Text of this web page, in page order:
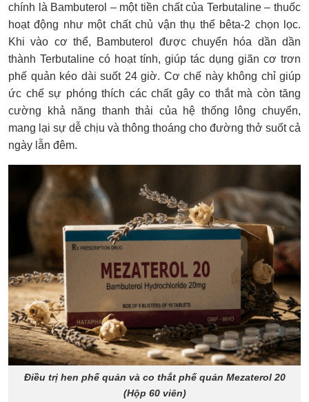
chính là Bambuterol – một tiền chất của Terbutaline – thuốc
hoạt động như một chất chủ vận thụ thể bêta-2 chọn lọc.
Khi vào cơ thể, Bambuterol được chuyển hóa dần dần
thành Terbutaline có hoạt tính, giúp tác dụng giãn cơ trơn
phế quản kéo dài suốt 24 giờ. Cơ chế này không chỉ giúp
ức chế sự phóng thích các chất gây co thắt mà còn tăng
cường khả năng thanh thải của hệ thống lông chuyển,
mang lại sự dễ chịu và thông thoáng cho đường thở suốt cả
ngày lẫn đêm.
Điều trị hen phế quản và co thắt phế quản Mezaterol 20
(Hộp 60 viên)